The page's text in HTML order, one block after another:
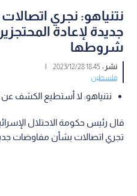
نتنياهو: نجري
جديدة لإعادة
شروطها
نشر :18:45 2023/12/28
|
فلسطين
نتنياهو: لا أستطيع الكشف
قال رئيس حكومة الاحتلال
تجري اتصالات بشأن مفاوضات